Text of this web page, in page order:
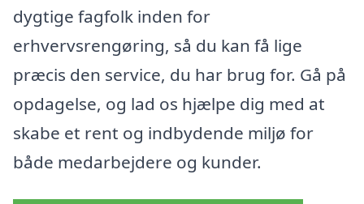
dygtige fagfolk inden for
erhvervsrengøring, så du kan få lige
præcis den service, du har brug for. Gå på
opdagelse, og lad os hjælpe dig med at
skabe et rent og indbydende miljø for
både medarbejdere og kunder.